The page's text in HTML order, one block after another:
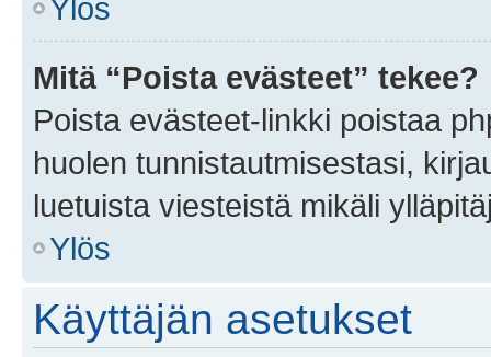
Ylös
Mitä “Poista evästeet” tekee?
Poista evästeet-linkki poistaa
huolen tunnistautmisestasi,
luetuista viesteistä mikäli
Ylös
Käyttäjän asetukset